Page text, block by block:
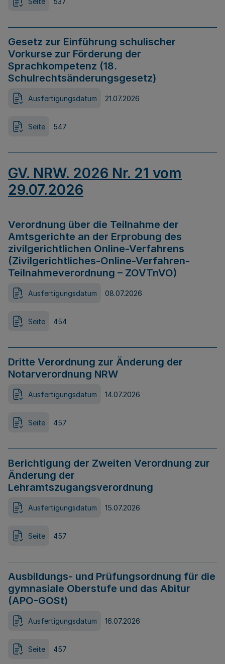
Gesetz zur Einführung schulischer
Vorkurse zur Förderung der
Sprachkompetenz (18.
Schulrechtsänderungsgesetz)
Ausfertigungsdatum 21.07.2026
Seite 547
GV. NRW. 2026 Nr. 21 vom
29.07.2026
Verordnung über die Teilnahme der
Amtsgerichte an der Erprobung des
zivilgerichtlichen Online-Verfahrens
(Zivilgerichtliches-Online-Verfahren-
Teilnahmeverordnung – ZOVTnVO)
Ausfertigungsdatum 08.07.2026
Seite 454
Dritte Verordnung zur Änderung der
Notarverordnung NRW
Ausfertigungsdatum 14.07.2026
Seite 457
Berichtigung der Zweiten Verordnung zur
Änderung der
Lehramtszugangsverordnung
Ausfertigungsdatum 15.07.2026
Seite 457
Ausbildungs- und Prüfungsordnung für die
gymnasiale Oberstufe und das Abitur
(APO-GOSt)
Ausfertigungsdatum 16.07.2026
Seite 457